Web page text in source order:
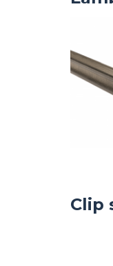
Clip